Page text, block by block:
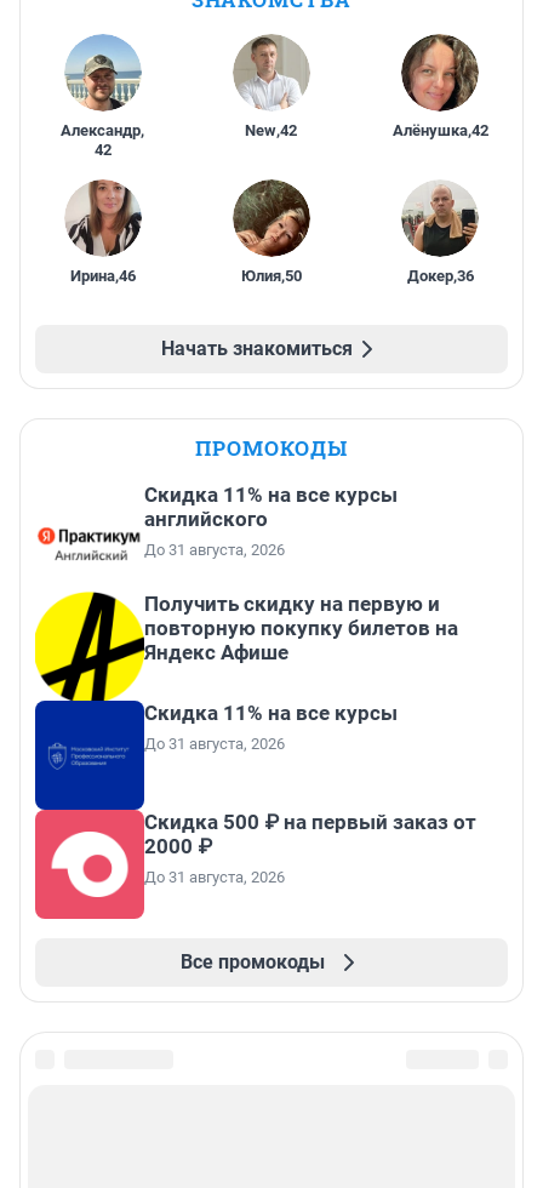
Александр,
42
New,42 Алёнушка,42
Ирина,46 Юлия,50 Докер,36
Начать знакомиться
ПРОМОКОДЫ
Скидка 11% на все курсы
английского
До 31 августа, 2026
Получить скидку на первую и
повторную покупку билетов на
Яндекс Афише
Скидка 11% на все курсы
До 31 августа, 2026
Скидка 500 ₽ на первый заказ от
2000 ₽
До 31 августа, 2026
Все промокоды